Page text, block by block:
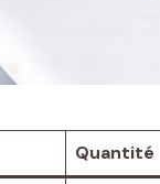
Quantité